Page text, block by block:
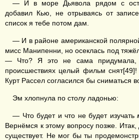
— И в море Дьявола рядом с
добавил Кью, не отрываясь от
список я тебе потом дам.
— И в районе американской
мисс Манипенни, но осеклась под
— Что? Я это не сама придумала,
происшествиях целый фильм
Курт Рассел согласился бы сниматься
Эм хлопнула по столу ладонью:
— Что будет и что не будет изучать
Вернёмся к этому вопросу позже.
существует. Не мог бы ты